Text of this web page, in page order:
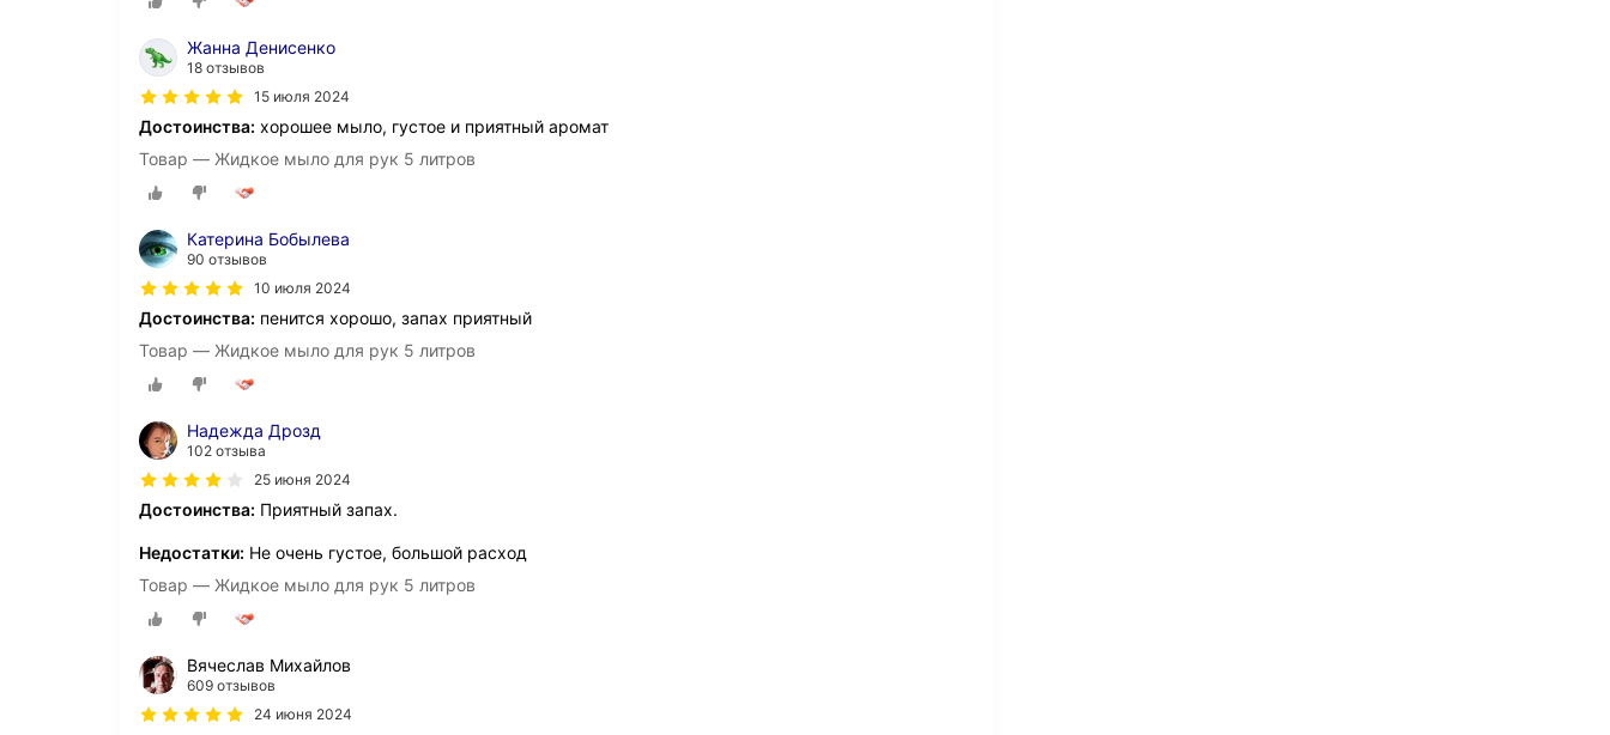
Жанна Денисенко
18 отзывов
15 июля 2024
Достоинства: хорошее мыло, густое и приятный аромат
Товар — Жидкое мыло для рук 5 литров
Катерина Бобылева
90 отзывов
10 июля 2024
Достоинства: пенится хорошо, запах приятный
Товар — Жидкое мыло для рук 5 литров
Надежда Дрозд
102 отзыва
25 июня 2024
Достоинства: Приятный запах.
Недостатки: Не очень густое, большой расход
Товар — Жидкое мыло для рук 5 литров
Вячеслав Михайлов
609 отзывов
24 июня 2024